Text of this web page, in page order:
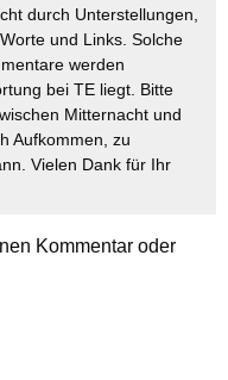
durch Unterstellungen,
und Links. Solche
werden
bei TE liegt. Bitte
Mitternacht und
Aufkommen, zu
Vielen Dank für Ihr
Kommentar oder